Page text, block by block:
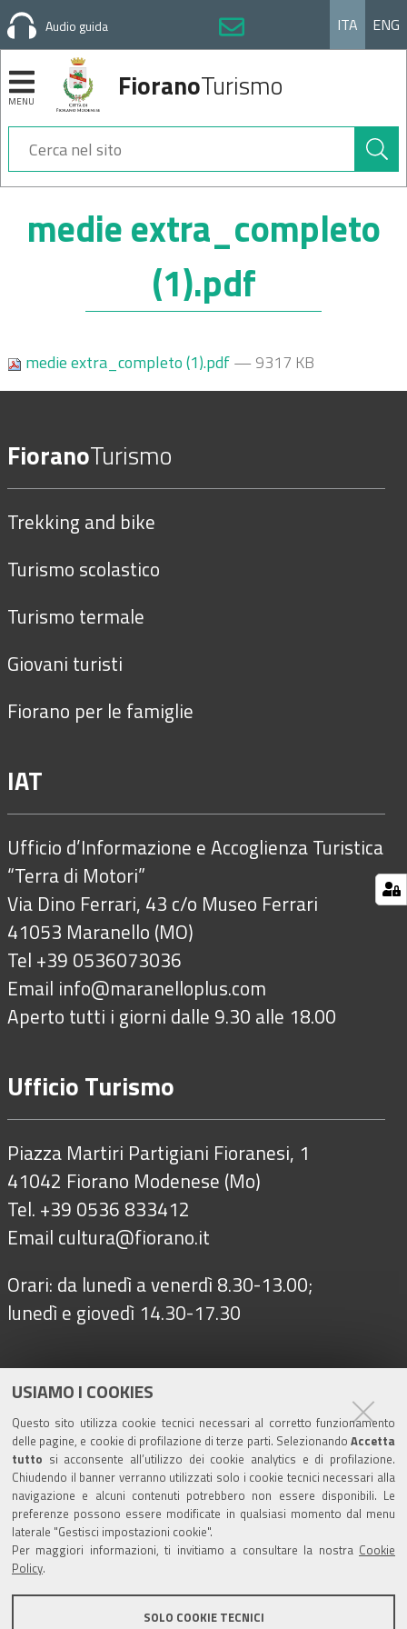
USIAMO I COOKIES
Questo sito utilizza cookie tecnici necessari al corretto funzionamento
delle pagine, e cookie di profilazione di terze parti. Selezionando Accetta
tutto si acconsente all’utilizzo dei cookie analytics e di profilazione.
Chiudendo il banner verranno utilizzati solo i cookie tecnici necessari alla
navigazione e alcuni contenuti potrebbero non essere disponibili. Le
preferenze possono essere modificate in qualsiasi momento dal menu
laterale "Gestisci impostazioni cookie".
Per maggiori informazioni, ti invitiamo a consultare la nostra Cookie
Policy.
SOLO COOKIE TECNICI
Audio guida ITA ENG
MENU FioranoTurismo
Cerca
nel
sito
medie extra_completo
(1).pdf
medie extra_completo (1).pdf— 9317 KB
FioranoTurismo
Trekking and bike
Turismo scolastico
Turismo termale
Giovani turisti
Fiorano per le famiglie
IAT
Ufficio d’Informazione e Accoglienza Turistica
“Terra di Motori”
Via Dino Ferrari, 43 c/o Museo Ferrari
41053 Maranello (MO)
Tel +39 0536073036
Email info@maranelloplus.com
Aperto tutti i giorni dalle 9.30 alle 18.00
Ufficio Turismo
Piazza Martiri Partigiani Fioranesi, 1
41042 Fiorano Modenese (Mo)
Tel. +39 0536 833412
Email cultura@fiorano.it
Orari: da lunedì a venerdì 8.30-13.00;
lunedì e giovedì 14.30-17.30
Seguici su
Turismo
Riserva di Nirano
Castello di Spezzano
Iscriviti alla nostra newsletter